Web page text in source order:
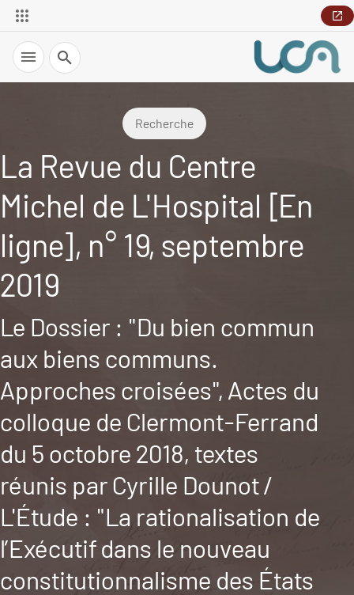
Recherche
Recherche
La Revue du Centre
Michel de L'Hospital [En
ligne], n° 19, septembre
2019
Le Dossier : "Du bien commun
aux biens communs.
Approches croisées", Actes du
colloque de Clermont-Ferrand
du 5 octobre 2018, textes
réunis par Cyrille Dounot /
L'Étude : "La rationalisation de
l’Exécutif dans le nouveau
constitutionnalisme des États